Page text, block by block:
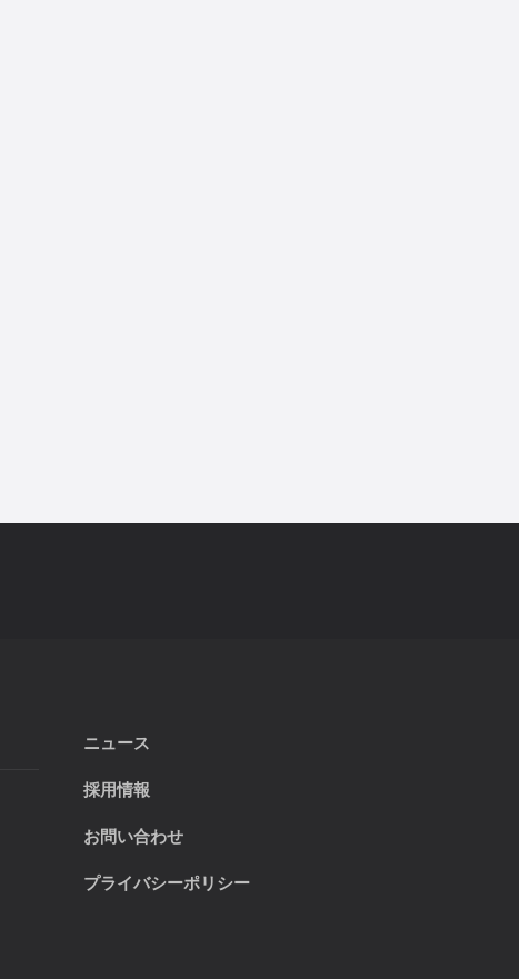
ニュース
採用情報
お問い合わせ
プライバシーポリシー